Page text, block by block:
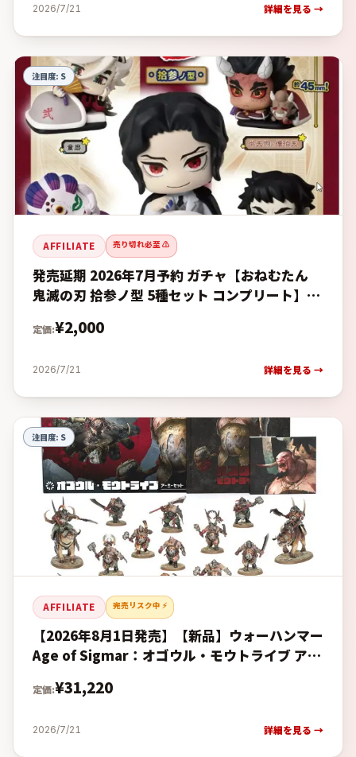
2026/7/21 詳細を見る →
注目度: S
AFFILIATE 売り切れ必至 ⚠️
発売延期 2026年7月予約 ガチャ【おねむたん
鬼滅の刃 拾参ノ型 5種セット コンプリート】ガ
予約・購入完全ガ
定価:¥2,000
2026/7/21 詳細を見る →
注目度: S
AFFILIATE 完売リスク中 ⚡
【2026年8月1日発売】【新品】ウォーハンマー
Age of Sigmar：オゴウル・モウトライブ アー
定価:¥31,220
2026/7/21 詳細を見る →